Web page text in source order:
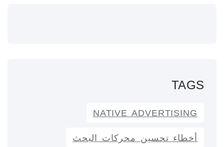
TAGS
NATIVE ADVERTISING
أخطاء تحسين محركات البحث